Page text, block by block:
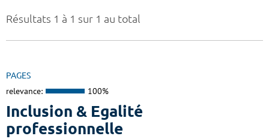
Résultats 1 à 1 sur 1 au total
PAGES
relevance: 100%
Inclusion & Egalité
professionnelle